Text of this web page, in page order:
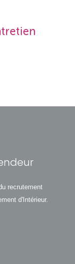
recrutement
d'Intérieur.